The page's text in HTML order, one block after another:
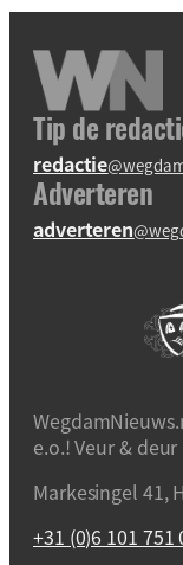
Tip de
redactie
Adverteren
adverteren
e.o.! Veur &
Markesingel 41,
+31 (0)6 101 751